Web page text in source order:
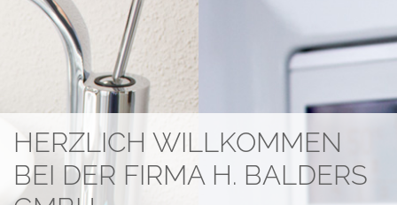
HERZLICH WILLKOMMEN
BEI DER FIRMA H. BALDERS